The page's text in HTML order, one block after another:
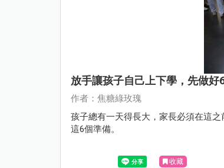
放手讓孩子自己上下學，先做好
作者：焦糖綠玫瑰
孩子總有一天得長大，家長必須在這
這6個準備。
收藏